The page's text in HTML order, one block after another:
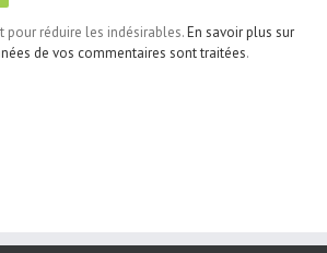
pour réduire les indésirables.En savoir plus sur
de vos commentaires sont traitées.